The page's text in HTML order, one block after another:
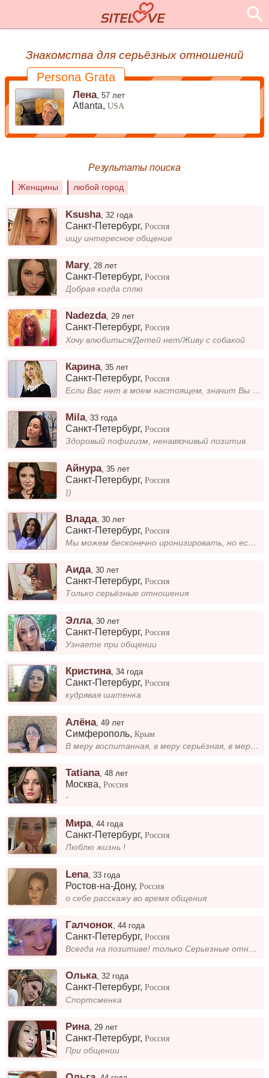
Знакомства для серьёзных отношений
Persona Grata
Лена,57 лет
Atlanta,USA
Результаты поиска
Женщины любой город
Ksusha,32 года
Санкт-Петербург,Россия
ищу интересное общение
Mary, 28 лет
Санкт-Петербург,Россия
Добрая когда сплю
Nadezda,29 лет
Санкт-Петербург,Россия
Хочу влюбиться/Детей нет/Живу с собакой
Карина,35 лет
Санкт-Петербург,Россия
Если Вас нет в моем настоящем, значит Вы сделали все для этого в прошлом!
Mila,33 года
Санкт-Петербург,Россия
Здоровый пофигизм, ненавязчивый позитив.
Айнура,35 лет
Санкт-Петербург,Россия
))
Влада,30 лет
Санкт-Петербург,Россия
Мы можем бесконечно иронизировать, но есть в этом толк, если это не приведёт тебя к моему стоматологическому креслу ?...
Аида,30 лет
Санкт-Петербург,Россия
Только серьёзные отношения
Элла,30 лет
Санкт-Петербург,Россия
Узнаете при общении
Кристина,34 года
Санкт-Петербург,Россия
кудрявая шатенка
Алёна,49 лет
Симферополь,Крым
В меру воспитанная, в меру серьёзная, в меру красивая, в меру стройная. Хотелось бы, познакомиться с мужчиной, который и...
Tatiana,48 лет
Москва,Россия
-
Мира,44 года
Санкт-Петербург,Россия
Люблю жизнь !
Lena,33 года
Ростов-на-Дону,Россия
о себе расскажу во время общения
Галчонок ,44 года
Санкт-Петербург,Россия
Всегда на позитиве! только Серьезные отношения.
Олька,32 года
Санкт-Петербург,Россия
Спортсменка
Рина, 29 лет
Санкт-Петербург,Россия
При общении